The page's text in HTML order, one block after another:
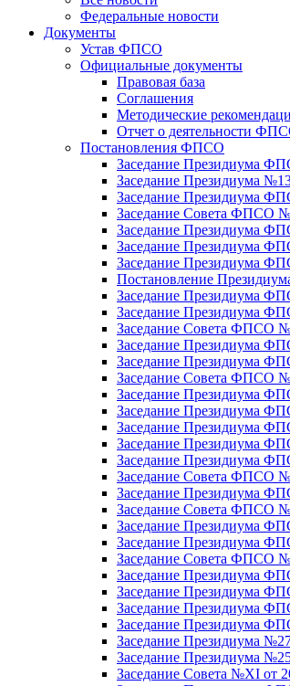
Федеральные новости
Документы
Устав ФПСО
Официальные документы
Правовая база
Соглашения
Методические
Отчет о деятельности
Постановления ФПСО
Заседание Президиума
Заседание Президиума
Заседание Президиума
Заседание Совета ФПСО
Заседание Президиума
Заседание Президиума
Заседание Президиума
Постановление
Заседание Президиума
Заседание Президиума
Заседание Совета ФПСО
Заседание Президиума
Заседание Президиума
Заседание Совета ФПСО
Заседание Президиума
Заседание Президиума
Заседание Президиума
Заседание Президиума
Заседание Президиума
Заседание Совета ФПСО
Заседание Президиума
Заседание Совета ФПСО
Заседание Президиума
Заседание Президиума
Заседание Совета ФПСО
Заседание Президиума
Заседание Президиума
Заседание Президиума
Заседание Президиума
Заседание Президиума
Заседание Президиума
Заседание Совета №XI от